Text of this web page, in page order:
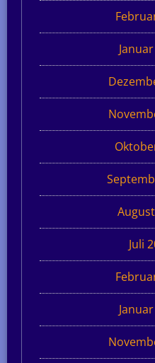
Juli